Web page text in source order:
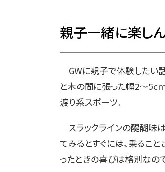
親子一緒に楽し
GWに親子で体験したい話
と木の間に張った幅2～
渡り系スポーツ。
スラックラインの醍醐味は
てみるとすぐには、乗るこ
ったときの喜びは格別なので